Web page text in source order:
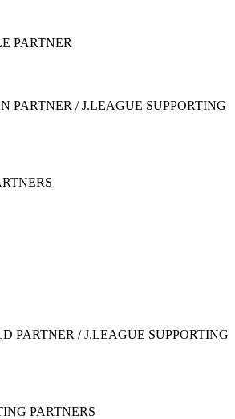
PARTNER
PARTNER / J.LEAGUE SUPPORTING
PARTNER / J.LEAGUE SUPPORTING
PARTNERS